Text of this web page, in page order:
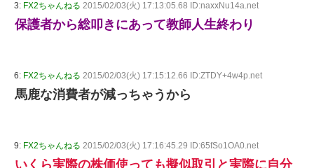
3: FX2ちゃんねる 2015/02/03(火) 17:13:05.68 ID:naxxNu14a.net
保護者から総叩きにあって教師人生終わり
6: FX2ちゃんねる 2015/02/03(火) 17:15:12.66 ID:ZTDY+4w4p.net
馬鹿な消費者が減っちゃうから
9: FX2ちゃんねる 2015/02/03(火) 17:16:45.29 ID:65fSo1OA0.net
いくら実際の株価使っても擬似取引と実際に自分